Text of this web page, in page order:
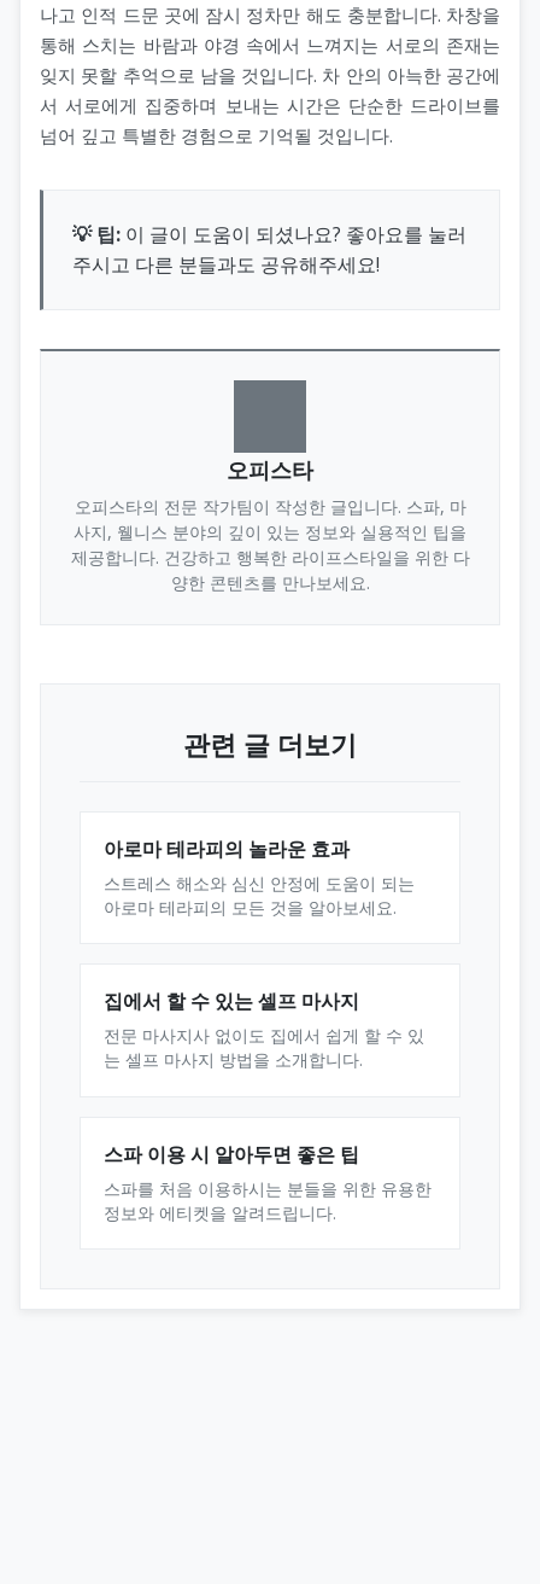
나고 인적 드문 곳에 잠시 정차만 해도 충분합니다. 차창을
통해 스치는 바람과 야경 속에서 느껴지는 서로의 존재는
잊지 못할 추억으로 남을 것입니다. 차 안의 아늑한 공간에
서 서로에게 집중하며 보내는 시간은 단순한 드라이브를
넘어 깊고 특별한 경험으로 기억될 것입니다.
💡 팁: 이 글이 도움이 되셨나요? 좋아요를 눌러
주시고 다른 분들과도 공유해주세요!
오피스타
오피스타의 전문 작가팀이 작성한 글입니다. 스파, 마
사지, 웰니스 분야의 깊이 있는 정보와 실용적인 팁을
제공합니다. 건강하고 행복한 라이프스타일을 위한 다
양한 콘텐츠를 만나보세요.
관련 글 더보기
아로마 테라피의 놀라운 효과
스트레스 해소와 심신 안정에 도움이 되는
아로마 테라피의 모든 것을 알아보세요.
집에서 할 수 있는 셀프 마사지
전문 마사지사 없이도 집에서 쉽게 할 수 있
는 셀프 마사지 방법을 소개합니다.
스파 이용 시 알아두면 좋은 팁
스파를 처음 이용하시는 분들을 위한 유용한
정보와 에티켓을 알려드립니다.